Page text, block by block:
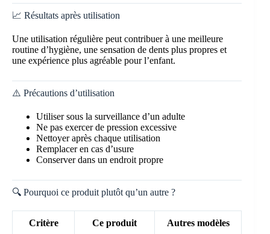
📈 Résultats après utilisation
Une utilisation régulière peut contribuer à une meilleure
routine d’hygiène, une sensation de dents plus propres et
une expérience plus agréable pour l’enfant.
⚠️ Précautions d’utilisation
Utiliser sous la surveillance d’un adulte
Ne pas exercer de pression excessive
Nettoyer après chaque utilisation
Remplacer en cas d’usure
Conserver dans un endroit propre
🔍 Pourquoi ce produit plutôt qu’un autre ?
Critère Ce produit Autres modèles